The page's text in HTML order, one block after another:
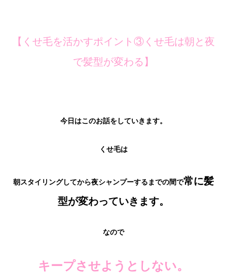
【くせ毛を活かすポイント③くせ毛は朝と夜
で髪型が変わる】
今日はこのお話をしていきます。
くせ毛は
朝スタイリングしてから夜シャンプーするまでの間で常に髪
型が変わっていきます。
なので
キープさせようとしない。